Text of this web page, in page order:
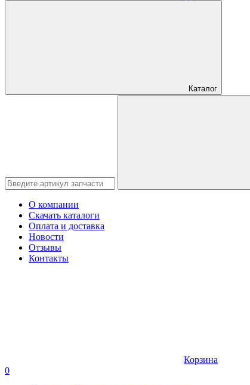
Каталог
О компании
Скачать каталоги
Оплата и доставка
Новости
Отзывы
Контакты
Корзина
0